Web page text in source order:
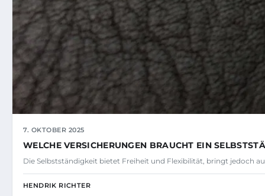
7. OKTOBER 2025
WELCHE VERSICHERUNGEN BRAUCHT EIN
Die Selbstständigkeit bietet Freiheit und Flexibilität, bringt jedoch
HENDRIK RICHTER